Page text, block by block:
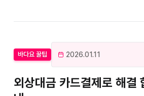
바다요 꿀팁 2026.01.11
외상대금 카드결제로 해결